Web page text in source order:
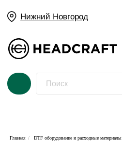
Нижний Новгород
Главная / DTF оборудование и расходные материалы